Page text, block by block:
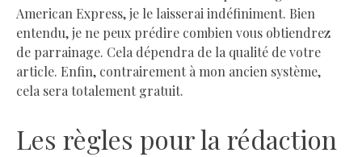
American Express, je le laisserai indéfiniment. Bien
entendu, je ne peux prédire combien vous obtiendrez
de parrainage. Cela dépendra de la qualité de votre
article. Enfin, contrairement à mon ancien système,
cela sera totalement gratuit.
Les règles pour la rédaction